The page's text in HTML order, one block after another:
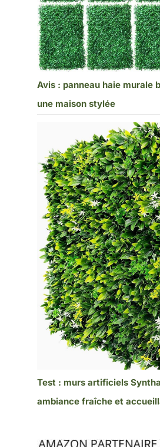
Avis : panneau haie murale
une maison stylée
Test : murs artificiels
ambiance fraîche et